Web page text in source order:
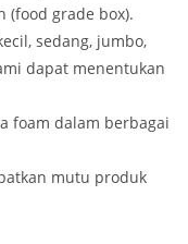
(food grade box).
sedang, jumbo,
dapat menentukan
foam dalam berbagai
mutu produk